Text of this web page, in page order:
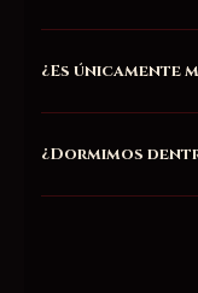
¿Es únicamente
¿Dormimos